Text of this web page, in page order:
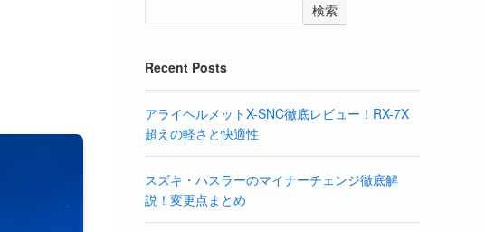
検索
Recent Posts
アライヘルメットX-SNC徹底レビュー！RX-7X
超えの軽さと快適性
スズキ・ハスラーのマイナーチェンジ徹底解
説！変更点まとめ